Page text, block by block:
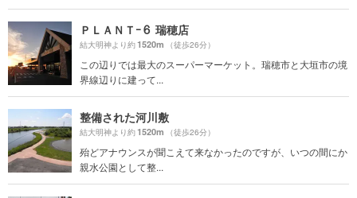
ＰＬＡＮＴｰ６ 瑞穂店
結大明神より約1520m （徒歩26分）
この辺りでは最大のスーパーマーケット。瑞穂市と大垣市の境
界線辺りに建って...
整備された河川敷
結大明神より約1520m （徒歩26分）
殆どアナウンスが聞こえて来なかったのですが、いつの間にか
親水公園として整...